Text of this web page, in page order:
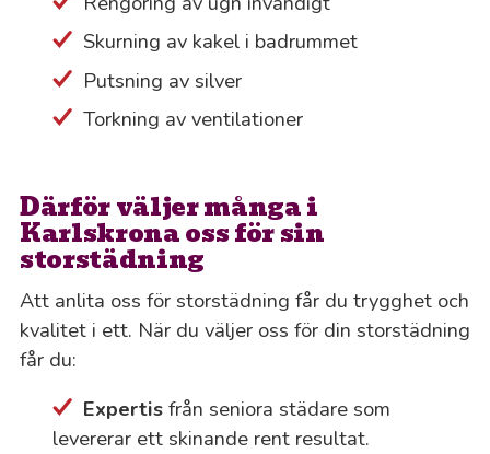
Skurning av kakel i badrummet
Putsning av silver
Torkning av ventilationer
Därför väljer många i
Karlskrona oss för sin
storstädning
Att anlita oss för storstädning får du trygghet och
kvalitet i ett. När du väljer oss för din storstädning
får du:
Expertisfrån seniora städare som
levererar ett skinande rent resultat.